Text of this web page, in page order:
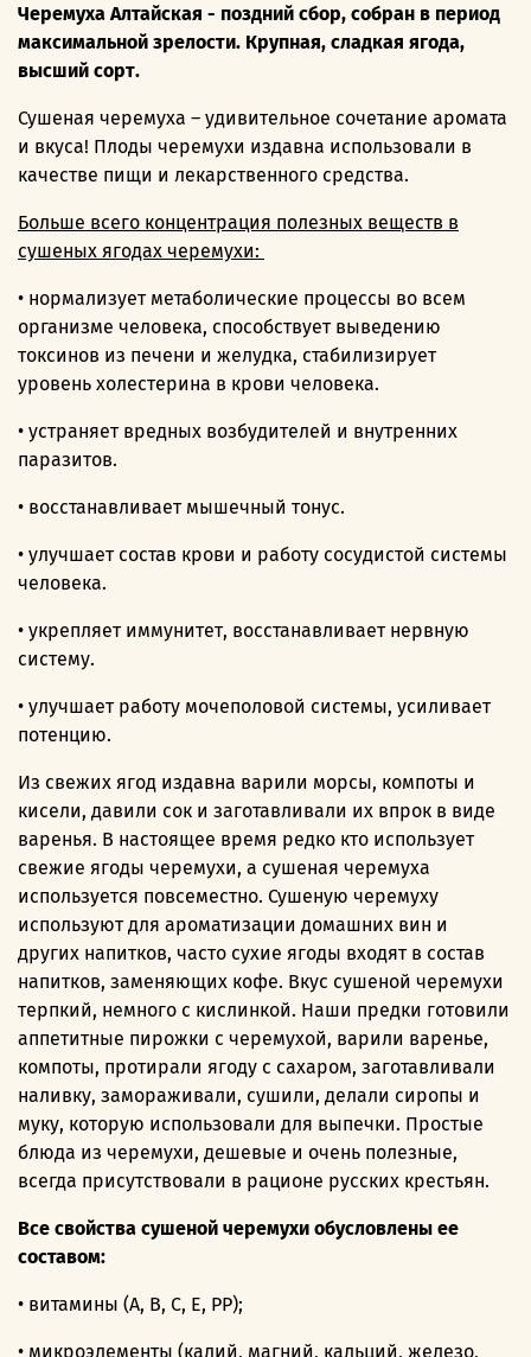
Черемуха Алтайская - поздний сбор, собран в период
максимальной зрелости. Крупная, сладкая ягода,
высший сорт.
Сушеная черемуха – удивительное сочетание аромата
и вкуса! Плоды черемухи издавна использовали в
качестве пищи и лекарственного средства.
Больше всего концентрация полезных веществ в
сушеных ягодах черемухи:
• нормализует метаболические процессы во всем
организме человека, способствует выведению
токсинов из печени и желудка, стабилизирует
уровень холестерина в крови человека.
• устраняет вредных возбудителей и внутренних
паразитов.
• восстанавливает мышечный тонус.
• улучшает состав крови и работу сосудистой системы
человека.
• укрепляет иммунитет, восстанавливает нервную
систему.
• улучшает работу мочеполовой системы, усиливает
потенцию.
Из свежих ягод издавна варили морсы, компоты и
кисели, давили сок и заготавливали их впрок в виде
варенья. В настоящее время редко кто использует
свежие ягоды черемухи, а сушеная черемуха
используется повсеместно. Сушеную черемуху
используют для ароматизации домашних вин и
других напитков, часто сухие ягоды входят в состав
напитков, заменяющих кофе. Вкус сушеной черемухи
терпкий, немного с кислинкой. Наши предки готовили
аппетитные пирожки с черемухой, варили варенье,
компоты, протирали ягоду с сахаром, заготавливали
наливку, замораживали, сушили, делали сиропы и
муку, которую использовали для выпечки. Простые
блюда из черемухи, дешевые и очень полезные,
всегда присутствовали в рационе русских крестьян.
Все свойства сушеной черемухи обусловлены ее
составом:
• витамины (А, В, С, Е, РР);
• микроэлементы (калий, магний, кальций, железо,